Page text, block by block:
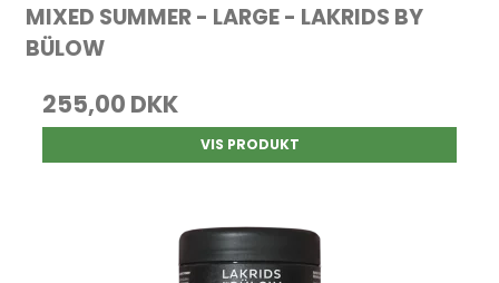
MIXED SUMMER - LARGE - LAKRIDS BY
BÜLOW
255,00 DKK
VIS PRODUKT